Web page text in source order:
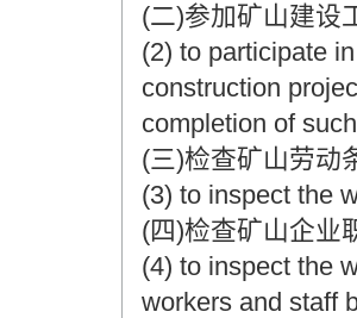
(二)参加矿山建设
(2) to participate
construction
completion of
(三)检查矿山劳动
(3) to inspect the
(四)检查矿山企业
(4) to inspect the
workers and staff